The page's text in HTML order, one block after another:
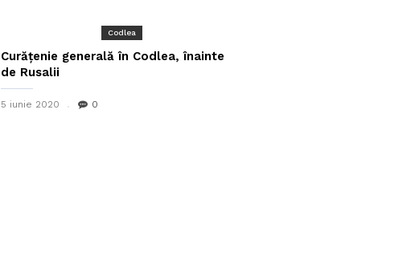
Codlea
Curățenie generală în Codlea, înainte
de Rusalii
5 iunie 2020 0